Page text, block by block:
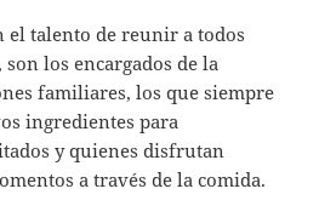
el talento de reunir a todos
los encargados de la
familiares, los que siempre
ingredientes para
y quienes disfrutan
a través de la comida.